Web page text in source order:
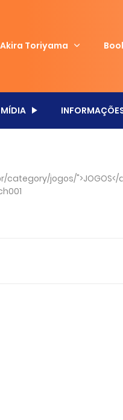
Akira Toriyama
MÍDIA
jogos/">JOGOS</